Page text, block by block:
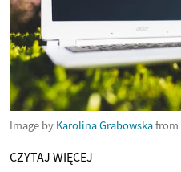
Image by Karolina Grabowskafrom
CZYTAJ WIĘCEJ